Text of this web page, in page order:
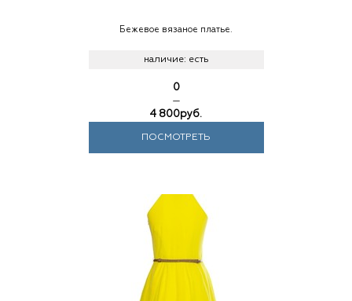
Бежевое вязаное платье.
наличие: есть
0
—
4 800руб.
ПОСМОТРЕТЬ